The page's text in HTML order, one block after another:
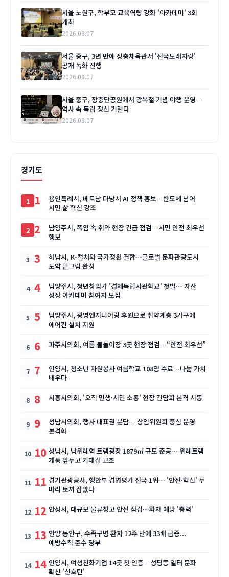
서울 노원구, 학부모 교육역량 강화 '아카데미' 3회
개최
2026.08.07
서울 중구, 3년 만에 장충체육관서 '전국노래자랑'
공개 녹화 진행
2026.08.07
서울 중구, 장충단공원에서 광복절 기념 야행 운영…
역사 속 독립 정신 기린다
2026.08.07
경기도
1
용인특례시, 베트남 다낭서 AI 정책 홍보…반도체 넘어
시민 삶 혁신 강조
2
남양주시, 폭염 속 취약 현장 긴급 점검…시민 안전 최우선
행보
3
하남시, K-컬처와 국가정원 결합…글로벌 문화관광도시
도약 밑그림 완성
4
남양주시, 청년창업가 '경제독립사관학교' 첫발… 자산
성장 아카데미 참여자 모집
5
남양주시, 광명엔지니어링 후원으로 취약계층 3가구에
에어컨 설치 지원
6 파주시의회, 여름 물놀이장 3곳 현장 점검…“안전 최우선”
7
안양시, 청소년 자원봉사 여름학교 108명 수료…나눔 가치
배우다
8 시흥시의회, '오직 민생·시민 소통' 현장 간담회 본격 시동
9
성남시의회, 행사 대표권 분담… 상임위원회 중심 운영
본격화
10 성남시, 남위례역 트램광장 1879㎡ 규모 준공… 위례트램
개통 앞두고 기대감 고조
11 경기관광공사, 행안부 경영평가 전국 1위… '안전·혁신' 두
마리 토끼 잡았다
12 안성시, 대규모 물류창고 안전 점검…화재 예방 '총력'
13 안양 동안구, 수족구병 환자 12주 만에 33배 급증...
예방수칙 준수 당부
14 안양시, 여성친화기업 14곳 첫 인증…성평등 일터 문화
확산 '신호탄'